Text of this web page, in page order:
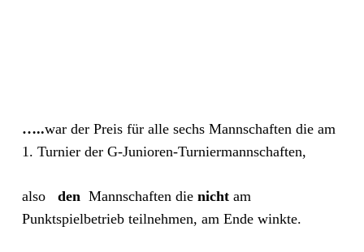
…..war der Preis für alle sechs Mannschaften die am
1. Turnier der G-Junioren-Turniermannschaften,
also denMannschaften die nicht am
Punktspielbetrieb teilnehmen, am Ende winkte.